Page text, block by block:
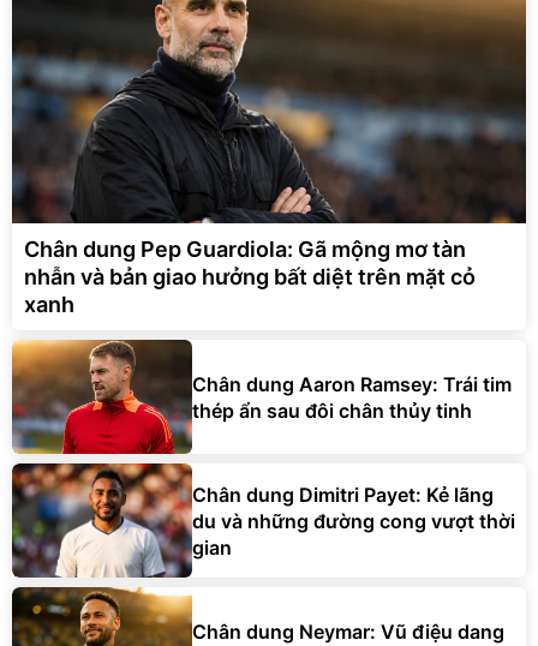
Chân dung Pep Guardiola: Gã mộng mơ tàn
nhẫn và bản giao hưởng bất diệt trên mặt cỏ
xanh
Chân dung Aaron Ramsey: Trái tim
thép ẩn sau đôi chân thủy tinh
Chân dung Dimitri Payet: Kẻ lãng
du và những đường cong vượt thời
gian
Chân dung Neymar: Vũ điệu dang